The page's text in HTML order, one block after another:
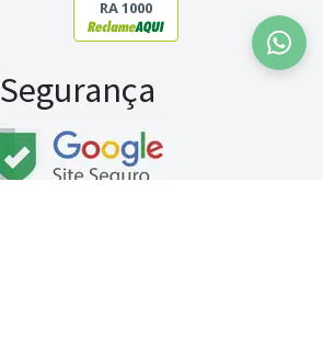
RA 1000
Segurança